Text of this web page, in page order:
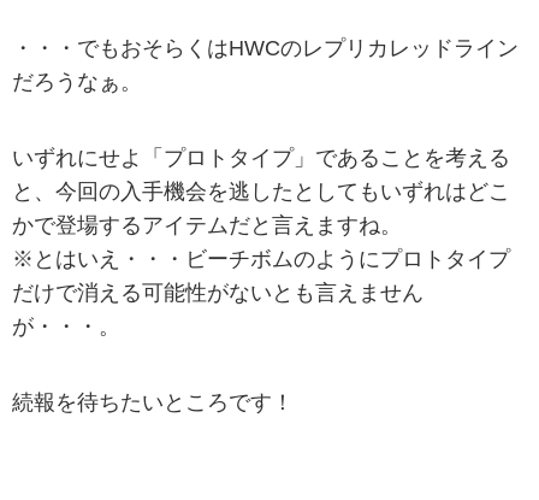
・・・でもおそらくはHWCのレプリカレッドライン
だろうなぁ。
いずれにせよ「プロトタイプ」であることを考える
と、今回の入手機会を逃したとしてもいずれはどこ
かで登場するアイテムだと言えますね。
※とはいえ・・・ビーチボムのようにプロトタイプ
だけで消える可能性がないとも言えません
が・・・。
続報を待ちたいところです！